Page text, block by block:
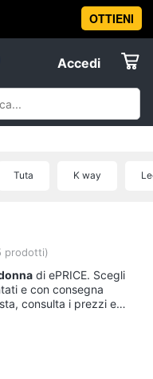
OTTIENI
Accedi
Tuta K way
prodotti)
di ePRICE. Scegli
e con consegna
consulta i prezzi e